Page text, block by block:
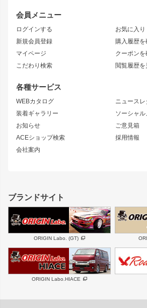
会員メニュー
ログインする
新規会員登録
マイページ
こだわり検索
お気に入り
購入履歴を
クーポンを
閲覧履歴を
各種サービス
WEBカタログ
装着ギャラリー
お知らせ
ACEショップ検索
会社案内
ニュース
ソーシャ
ご意見箱
採用情報
トレノ
マークX
ニッサン
S15 シルビア
S14 シルビア 後期
S13 シルビア
180SX
シルエイティ
ワンビア
ローレル
セフィーロ
キャラバン
スズキ
GS350
SC
スバル 三菱
デリカ D:5
軽自動車 汎用
リアウイング
ジムニーパーツ
ホイール
MUD-S7
MUD-SR7
まつど家 鉄
ボンネット
フェンダー
サイドパーツ
リアゲート
メンテナ
ハイエースパーツ
ホイール
DAYTONA-RS
エアロシリーズ
ブランドサイト
ORIGIN Labo. (GT)
ORIGIN Labo.HIACE